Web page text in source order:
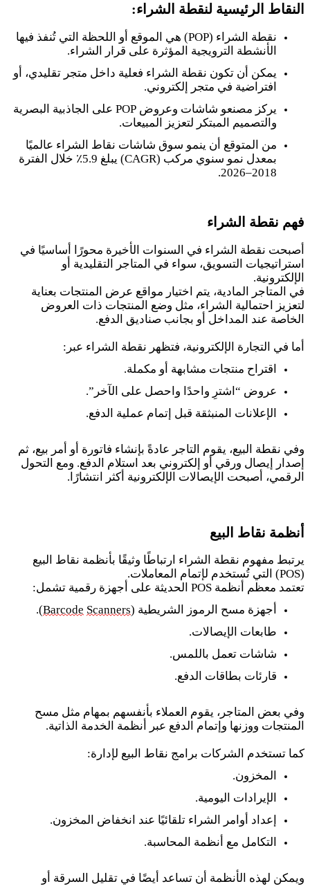
النقاط الرئيسية لنقطة الشراء:
نقطة الشراء (POP) هي الموقع أو اللحظة التي تُنفذ فيها
الأنشطة الترويجية المؤثرة على قرار الشراء.
يمكن أن تكون نقطة الشراء فعلية داخل متجر تقليدي، أو
افتراضية في متجر إلكتروني.
يركز مصنعو شاشات وعروض POP على الجاذبية البصرية
والتصميم المبتكر لتعزيز المبيعات.
من المتوقع أن ينمو سوق شاشات نقاط الشراء عالميًا
بمعدل نمو سنوي مركب (CAGR) يبلغ 5.9٪ خلال الفترة
2018–2026.
فهم نقطة الشراء
أصبحت نقطة الشراء في السنوات الأخيرة محورًا أساسيًا في
استراتيجيات التسويق، سواء في المتاجر التقليدية أو
الإلكترونية.
في المتاجر المادية، يتم اختيار مواقع عرض المنتجات بعناية
لتعزيز احتمالية الشراء، مثل وضع المنتجات ذات العروض
الخاصة عند المداخل أو بجانب صناديق الدفع.
أما في التجارة الإلكترونية، فتظهر نقطة الشراء عبر:
اقتراح منتجات مشابهة أو مكملة.
عروض “اشترِ واحدًا واحصل على الآخر”.
الإعلانات المنبثقة قبل إتمام عملية الدفع.
وفي نقطة البيع، يقوم التاجر عادةً بإنشاء فاتورة أو أمر بيع، ثم
إصدار إيصال ورقي أو إلكتروني بعد استلام الدفع. ومع التحول
الرقمي، أصبحت الإيصالات الإلكترونية أكثر انتشارًا.
أنظمة نقاط البيع
يرتبط مفهوم نقطة الشراء ارتباطًا وثيقًا بأنظمة نقاط البيع
(POS) التي تُستخدم لإتمام المعاملات.
تعتمد معظم أنظمة POS الحديثة على أجهزة رقمية تشمل:
أجهزة مسح الرموز الشريطية (
Barcode Scanners
).
طابعات الإيصالات.
شاشات تعمل باللمس.
قارئات بطاقات الدفع.
وفي بعض المتاجر، يقوم العملاء بأنفسهم بمهام مثل مسح
المنتجات ووزنها وإتمام الدفع عبر أنظمة الخدمة الذاتية.
كما تستخدم الشركات برامج نقاط البيع لإدارة:
المخزون.
الإيرادات اليومية.
إعداد أوامر الشراء تلقائيًا عند انخفاض المخزون.
التكامل مع أنظمة المحاسبة.
ويمكن لهذه الأنظمة أن تساعد أيضًا في تقليل السرقة أو